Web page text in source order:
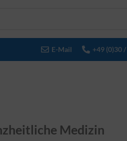
E-Mail +49 (0)30
Medizin